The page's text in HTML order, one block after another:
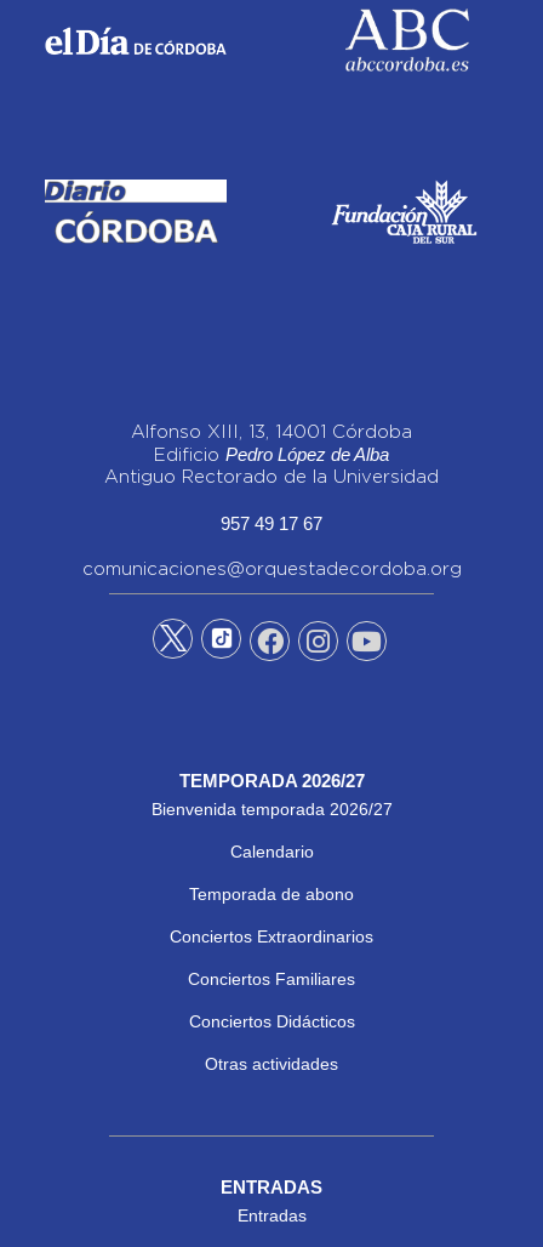
Alfonso XIII, 13, 14001 Córdoba
Edificio Pedro López de Alba
Antiguo Rectorado de la Universidad
957 49 17 67
comunicaciones@orquestadecordoba.org
TEMPORADA 2026/27
Bienvenida temporada 2026/27
Calendario
Temporada de abono
Conciertos Extraordinarios
Conciertos Familiares
Conciertos Didácticos
Otras actividades
ENTRADAS
Entradas